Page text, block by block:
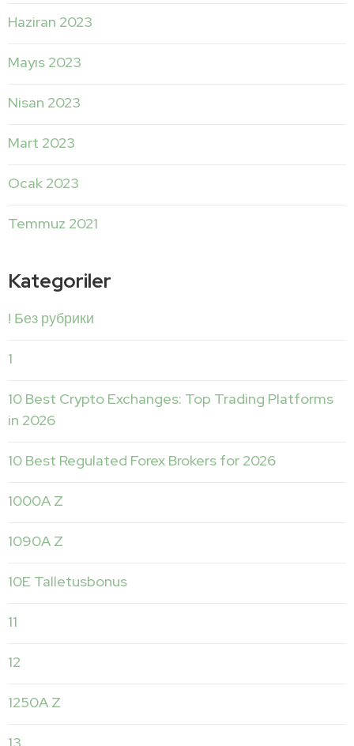
Haziran 2023
Mayıs 2023
Nisan 2023
Mart 2023
Ocak 2023
Temmuz 2021
Kategoriler
! Без рубрики
1
10 Best Crypto Exchanges: Top Trading Platforms
in 2026
10 Best Regulated Forex Brokers for 2026
1000A Z
1090A Z
10E Talletusbonus
11
12
1250A Z